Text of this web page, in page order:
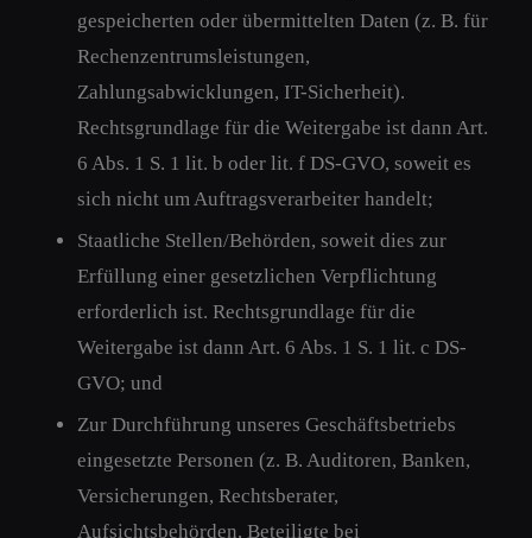
gespeicherten oder übermittelten Daten (z. B. für
Rechenzentrumsleistungen,
Zahlungsabwicklungen, IT-Sicherheit).
Rechtsgrundlage für die Weitergabe ist dann Art.
6 Abs. 1 S. 1 lit. b oder lit. f DS-GVO, soweit es
sich nicht um Auftragsverarbeiter handelt;
Staatliche Stellen/Behörden, soweit dies zur
Erfüllung einer gesetzlichen Verpflichtung
erforderlich ist. Rechtsgrundlage für die
Weitergabe ist dann Art. 6 Abs. 1 S. 1 lit. c DS-
GVO; und
Zur Durchführung unseres Geschäftsbetriebs
eingesetzte Personen (z. B. Auditoren, Banken,
Versicherungen, Rechtsberater,
Aufsichtsbehörden, Beteiligte bei